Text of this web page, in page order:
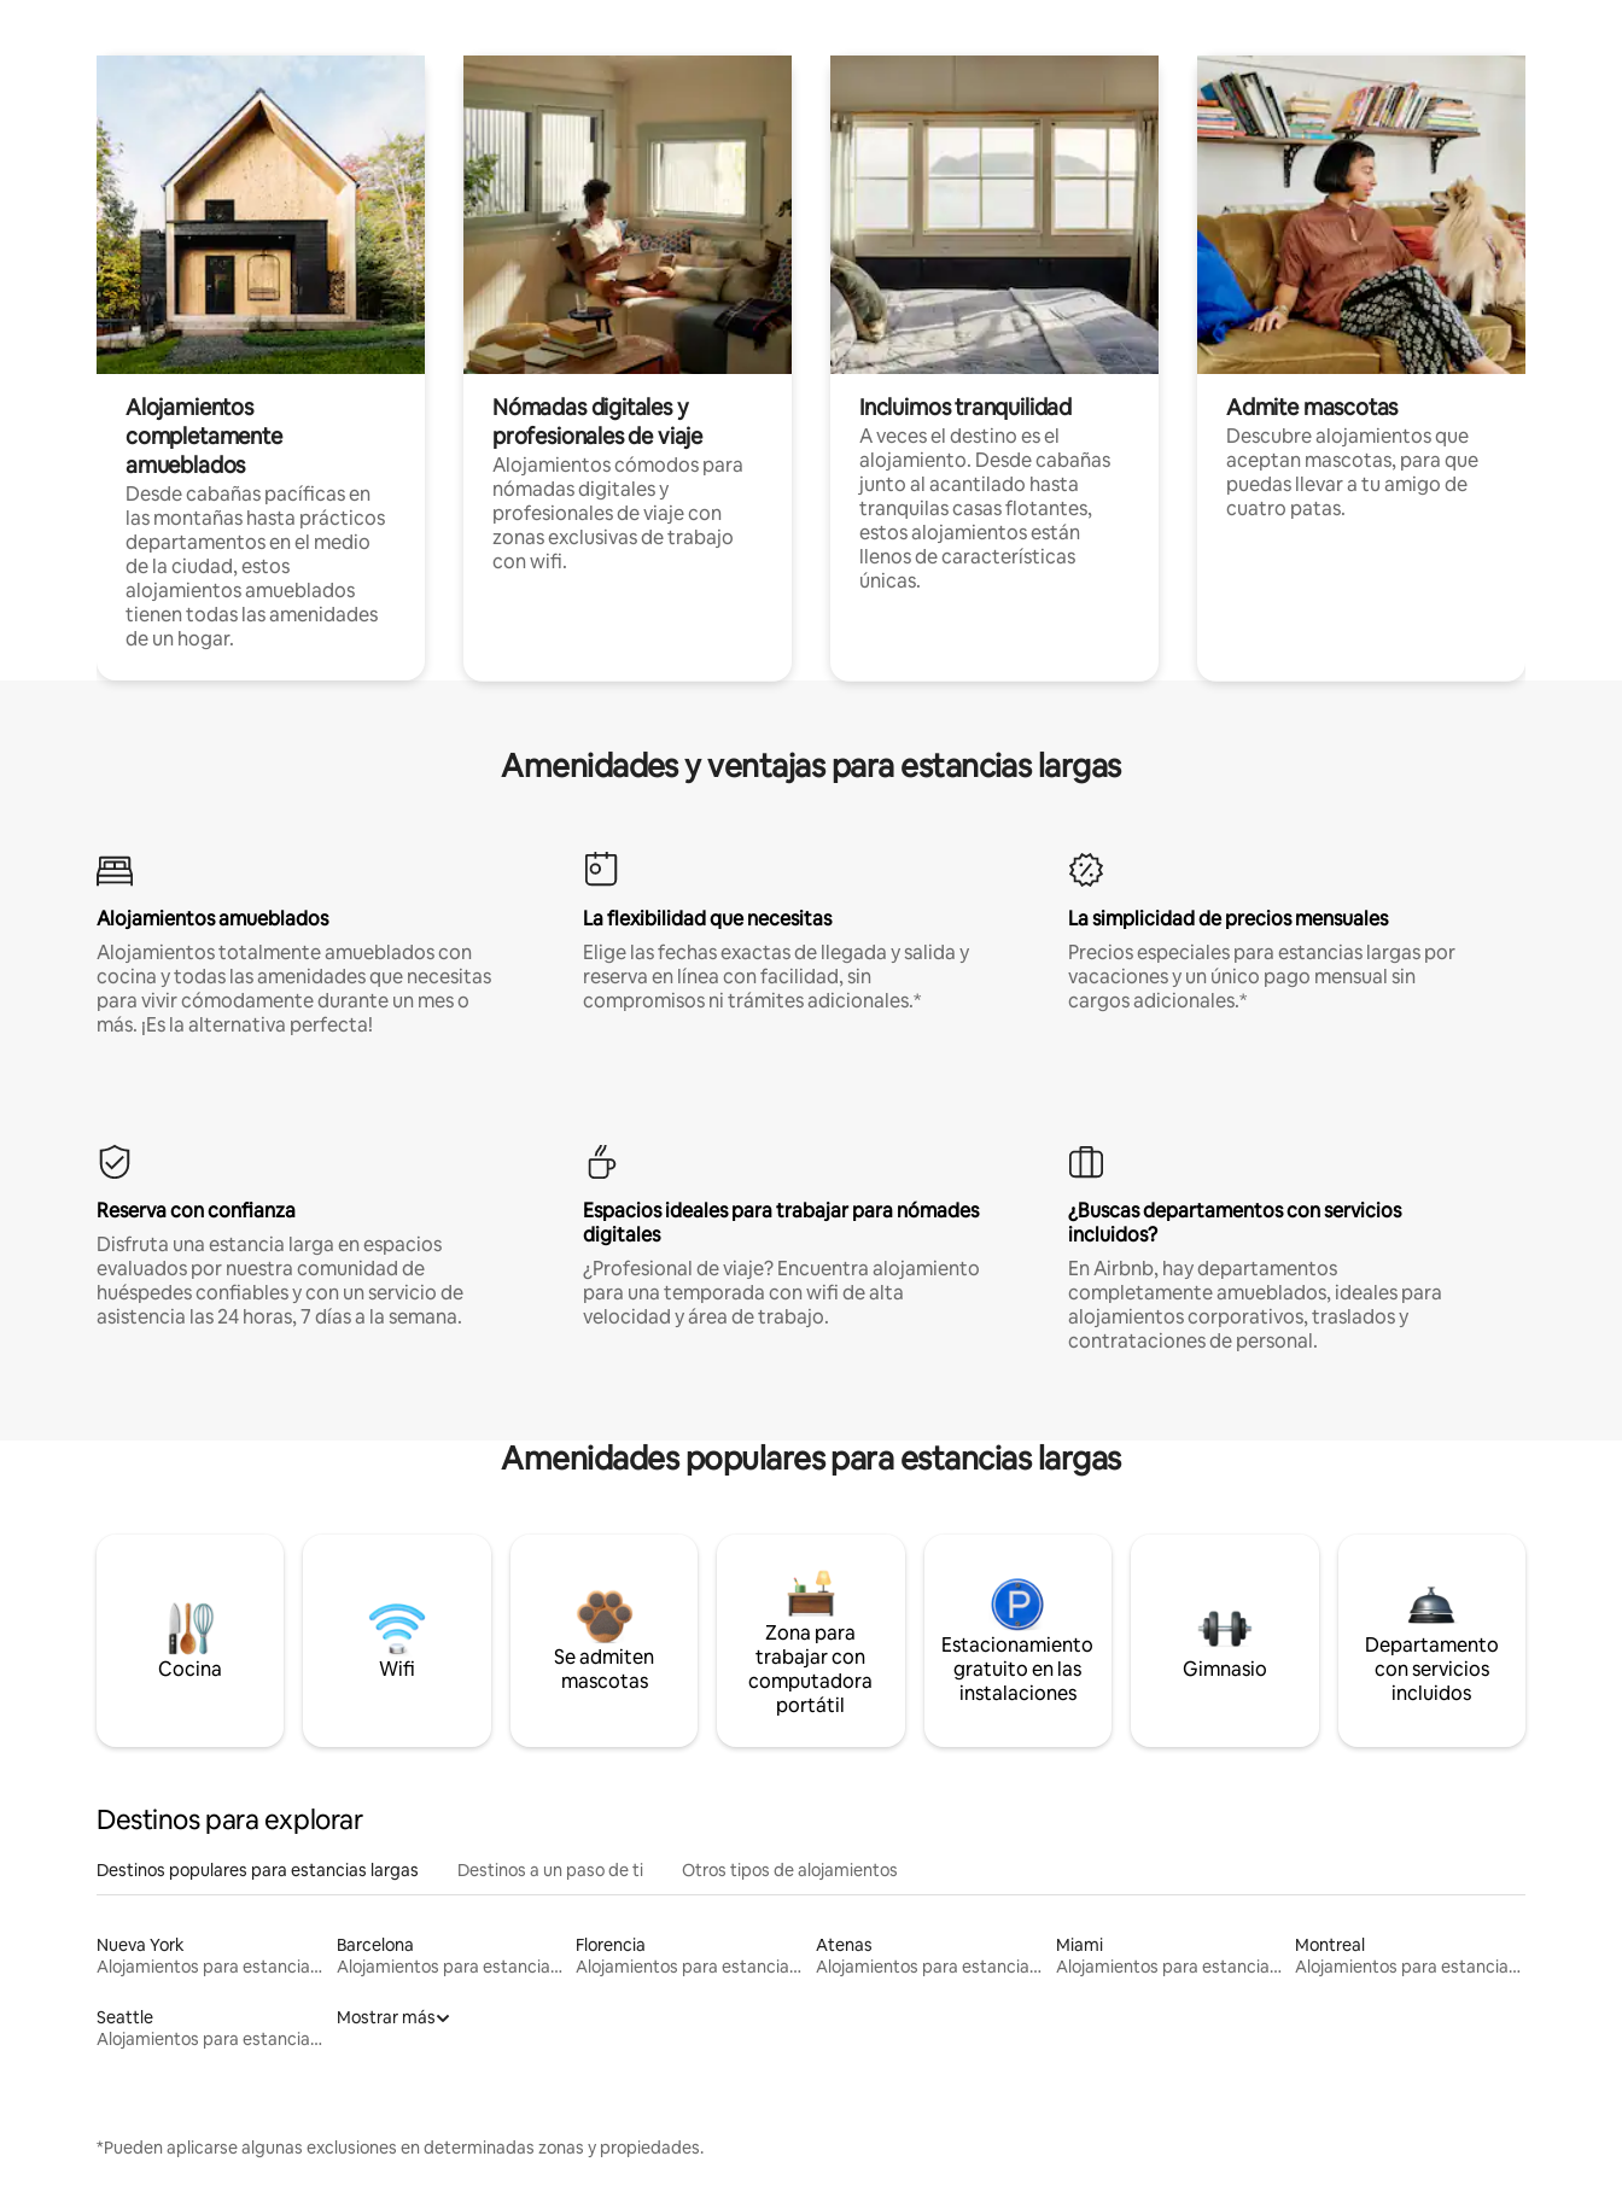
Alojamientos
completamente
amueblados
Desde cabañas pacíficas en
las montañas hasta prácticos
departamentos en el medio
de la ciudad, estos
alojamientos amueblados
tienen todas las amenidades
de un hogar.
Nómadas digitales y
profesionales de viaje
Alojamientos cómodos para
nómadas digitales y
profesionales de viaje con
zonas exclusivas de trabajo
con wifi.
Incluimos tranquilidad
A veces el destino es el
alojamiento. Desde cabañas
junto al acantilado hasta
tranquilas casas flotantes,
estos alojamientos están
llenos de características
únicas.
Admite mascotas
Descubre alojamientos que
aceptan mascotas, para que
puedas llevar a tu amigo de
cuatro patas.
Amenidades y ventajas para estancias largas
Alojamientos amueblados
Alojamientos totalmente amueblados con
cocina y todas las amenidades que necesitas
para vivir cómodamente durante un mes o
más. ¡Es la alternativa perfecta!
La flexibilidad que necesitas
Elige las fechas exactas de llegada y salida y
reserva en línea con facilidad, sin
compromisos ni trámites adicionales.*
La simplicidad de precios mensuales
Precios especiales para estancias largas por
vacaciones y un único pago mensual sin
cargos adicionales.*
Reserva con confianza
Disfruta una estancia larga en espacios
evaluados por nuestra comunidad de
huéspedes confiables y con un servicio de
asistencia las 24 horas, 7 días a la semana.
Espacios ideales para trabajar para nómades
digitales
¿Profesional de viaje? Encuentra alojamiento
para una temporada con wifi de alta
velocidad y área de trabajo.
¿Buscas departamentos con servicios
incluidos?
En Airbnb, hay departamentos
completamente amueblados, ideales para
alojamientos corporativos, traslados y
contrataciones de personal.
Amenidades populares para estancias largas
Cocina Wifi
Se admiten
mascotas
Zona para
trabajar con
computadora
portátil
Estacionamiento
gratuito en las
instalaciones
Gimnasio
Departamento
con servicios
incluidos
Destinos para explorar
Destinos populares para estancias largas Destinos a un paso de ti Otros tipos de alojamientos
Nueva York
Alojamientos para estancias largas
Barcelona
Alojamientos para estancias largas
Florencia
Alojamientos para estancias largas
Atenas
Alojamientos para estancias largas
Miami
Alojamientos para estancias largas
Montreal
Alojamientos para estancias largas
Seattle
Alojamientos para estancias largas
Mostrar más
*Pueden aplicarse algunas exclusiones en determinadas zonas y propiedades.